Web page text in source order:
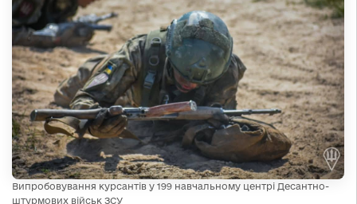
Випробовування курсантів у 199 навчальному центрі Десантно-
штурмових військ ЗСУ